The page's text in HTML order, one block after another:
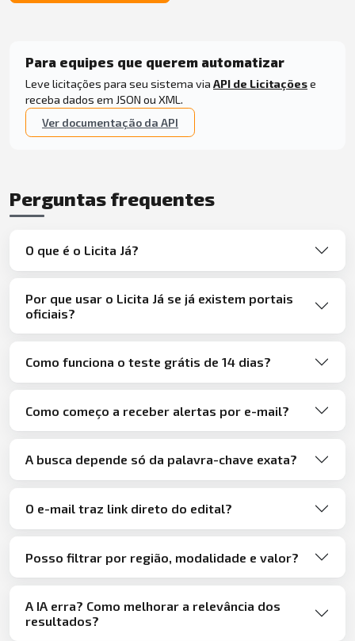
Para equipes que querem automatizar
Leve licitações para seu sistema via API de Licitaçõese
receba dados em JSON ou XML.
Ver documentação da API
Perguntas frequentes
O que é o Licita Já?
Por que usar o Licita Já se já existem portais
oficiais?
Como funciona o teste grátis de 14 dias?
Como começo a receber alertas por e-mail?
A busca depende só da palavra-chave exata?
O e-mail traz link direto do edital?
Posso filtrar por região, modalidade e valor?
A IA erra? Como melhorar a relevância dos
resultados?